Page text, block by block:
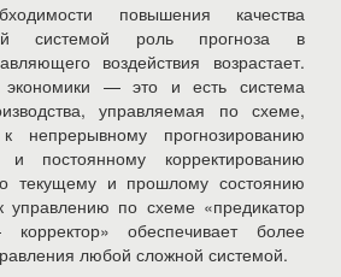
повышения качества
системой роль прогноза в
воздействия возрастает.
экономики — это и есть система
управляемая по схеме,
непрерывному прогнозированию
постоянному корректированию
текущему и прошлому состоянию
управлению по схеме «предикатор
корректор» обеспечивает более
любой сложной системой.